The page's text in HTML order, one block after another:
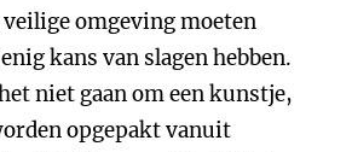
omgeving moeten
kans van slagen hebben.
niet gaan om een kunstje,
opgepakt vanuit